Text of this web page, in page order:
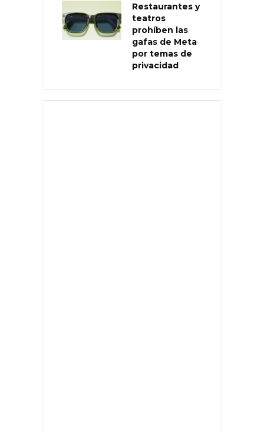
Restaurantes y
teatros
prohíben las
gafas de Meta
por temas de
privacidad